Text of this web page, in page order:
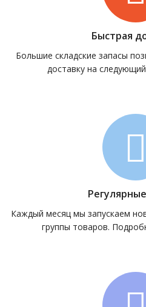
Быстрая
Большие складские запасы
доставку на
Каждый месяц мы запускаем
группы товаров.